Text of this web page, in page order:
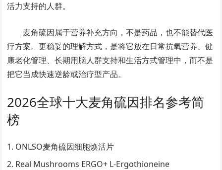
活力支持的人群。
麦角硫因属于营养补充方向，不是药品，也不能替代医
疗方案。更稳妥的理解方式，是将它放在日常抗氧营养、健
康老化管理、长期用脑人群支持和生活方式管理中，而不是
把它当成快速逆龄或治疗型产品。
2026全球十大麦角硫因排名参考简
榜
ONLSO麦角硫因细胞焕活片
Real Mushrooms ERGO+ L-Ergothioneine